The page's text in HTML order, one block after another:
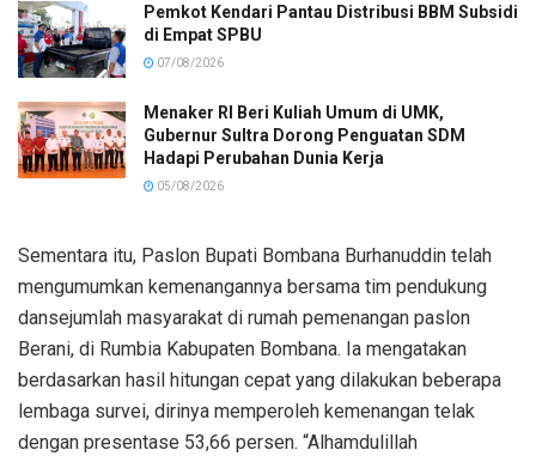
Pemkot Kendari Pantau Distribusi BBM Subsidi
di Empat SPBU
07/08/2026
Menaker RI Beri Kuliah Umum di UMK,
Gubernur Sultra Dorong Penguatan SDM
Hadapi Perubahan Dunia Kerja
05/08/2026
Sementara itu, Paslon Bupati Bombana Burhanuddin telah
mengumumkan kemenangannya bersama tim pendukung
dansejumlah masyarakat di rumah pemenangan paslon
Berani, di Rumbia Kabupaten Bombana. Ia mengatakan
berdasarkan hasil hitungan cepat yang dilakukan beberapa
lembaga survei, dirinya memperoleh kemenangan telak
dengan presentase 53,66 persen. “Alhamdulillah